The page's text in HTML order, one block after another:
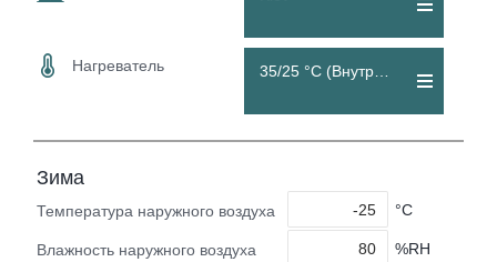
Нагреватель 35/25 °C (Внутренний)
Зима
Температура наружного воздуха °C
Влажность наружного воздуха %RH